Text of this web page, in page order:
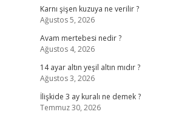
Karnı şişen kuzuya ne verilir ?
Ağustos 5, 2026
Avam mertebesi nedir ?
Ağustos 4, 2026
14 ayar altın yeşil altın mıdır ?
Ağustos 3, 2026
İlişkide 3 ay kuralı ne demek ?
Temmuz 30, 2026